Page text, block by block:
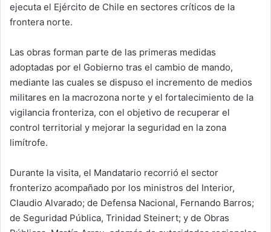
ejecuta el Ejército de Chile en sectores críticos de la
frontera norte.
Las obras forman parte de las primeras medidas
adoptadas por el Gobierno tras el cambio de mando,
mediante las cuales se dispuso el incremento de medios
militares en la macrozona norte y el fortalecimiento de la
vigilancia fronteriza, con el objetivo de recuperar el
control territorial y mejorar la seguridad en la zona
limítrofe.
Durante la visita, el Mandatario recorrió el sector
fronterizo acompañado por los ministros del Interior,
Claudio Alvarado; de Defensa Nacional, Fernando Barros;
de Seguridad Pública, Trinidad Steinert; y de Obras